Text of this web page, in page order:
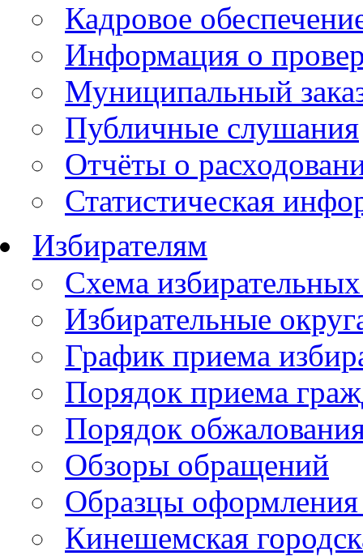
Кадровое
Информация о
Муниципальный
Публичные слушания
Отчёты о
Статистическая
Избирателям
Схема
Избирательные
График приема
Порядок приема
Порядок
Обзоры обращений
Образцы
Кинешемская